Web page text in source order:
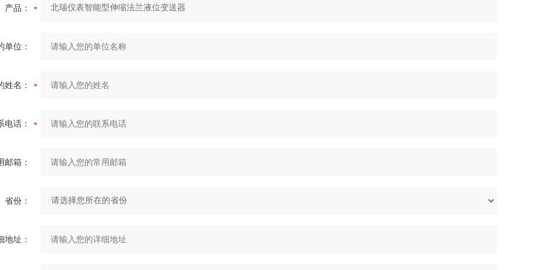
产品：
单位：
姓名：
电话：
邮箱：
省份：
地址：